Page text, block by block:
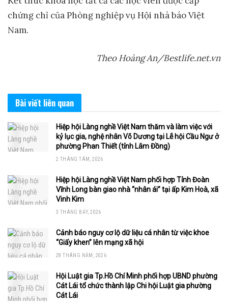
chứng chỉ của Phòng nghiệp vụ Hội nhà báo Việt
Nam.
Theo Hoàng An/Bestlife.net.vn
Bài viết liên quan
Hiệp hội Làng nghề Việt Nam thăm và làm việc với
kỷ lục gia, nghệ nhân Võ Dương tại Lễ hội Cầu Ngư ở
phường Phan Thiết (tỉnh Lâm Đồng)
2 THÁNG TÁM, 2026
Hiệp hội Làng nghề Việt Nam phối hợp Tỉnh Đoàn
Vĩnh Long bàn giao nhà “nhân ái” tại ấp Kim Hoà, xã
Vinh Kim
3 THÁNG BẢY, 2026
Cảnh báo nguy cơ lộ dữ liệu cá nhân từ việc khoe
“Giấy khen” lên mạng xã hội
28 THÁNG NĂM, 2026
Hội Luật gia Tp.Hồ Chí Minh phối hợp UBND phường
Cát Lái tổ chức thành lập Chi hội Luật gia phường
Cát Lái